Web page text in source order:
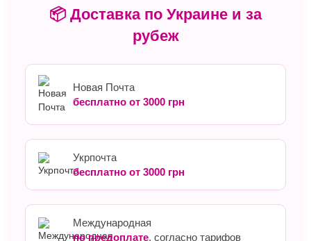
📦 Доставка по Украине и за
рубеж
Новая Почта
бесплатно от 3000 грн
Укрпочта
бесплатно от 3000 грн
Международная
по предоплате, согласно тарифов